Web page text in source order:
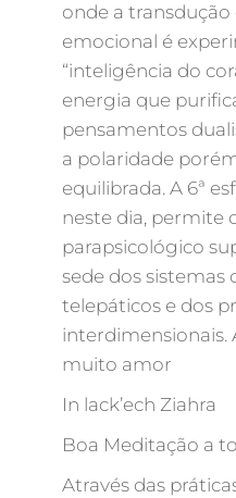
onde a transdução
emocional é
“inteligência do
energia que
pensamentos
a polaridade
equilibrada. A 6ª
neste dia, permite
parapsicológico
sede dos sistemas
telepáticos e dos
interdimensionais.
muito amor
In lack’ech Ziahra
Boa Meditação a
Através das